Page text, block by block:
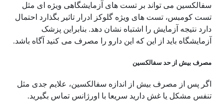
سفالکسین می تواند بر تست های آزمایشگاهی ویژه ای مثل
تست کومبس، تست های ویژه گلوکز ادرار تاثیر بگذارد احتمال
دارد نتیجه آزمایش را اشتباه نشان دهد. بنابراین پزشک
آزمایشگاه باید از این که این دارو را مصرف می کنید آگاه باشد.
مصرف بیش از حد سفالکسین
اگر پس از مصرف بیش از اندازه سفالکسین، علایم جدی مثل
تنفس مشکل یا غش دارید سریعا با اورژانس تماس بگیرید.